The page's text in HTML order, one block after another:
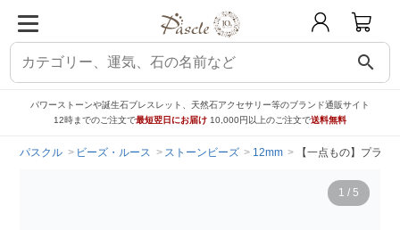
search
パワーストーンや誕生石ブレスレット、天然石アクセサリー等のブランド通販サイト
12時までのご注文で最短翌日にお届け 10,000円以上のご注文で送料無料
パスクル ビーズ・ルース ストーンビーズ 12mm 【一点もの】プラチ
1 / 5